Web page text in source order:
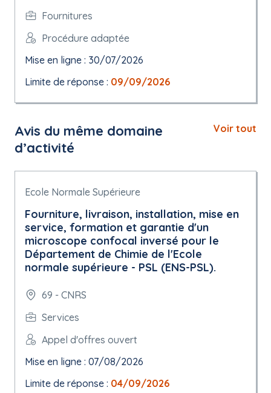
Fournitures
Procédure adaptée
Mise en ligne : 30/07/2026
Limite de réponse : 09/09/2026
Avis du même domaine
d’activité
Voir tout
Ecole Normale Supérieure
Fourniture, livraison, installation, mise en
service, formation et garantie d'un
microscope confocal inversé pour le
Département de Chimie de l'Ecole
normale supérieure - PSL (ENS-PSL).
69 - CNRS
Services
Appel d'offres ouvert
Mise en ligne : 07/08/2026
Limite de réponse : 04/09/2026